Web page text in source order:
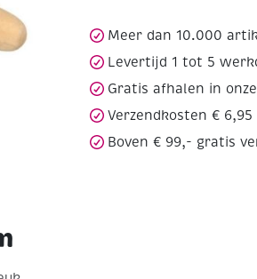
Meer dan 10.000
Levertijd 1 tot 5
Gratis afhalen in
Verzendkosten € 6,95
Boven € 99,- gratis